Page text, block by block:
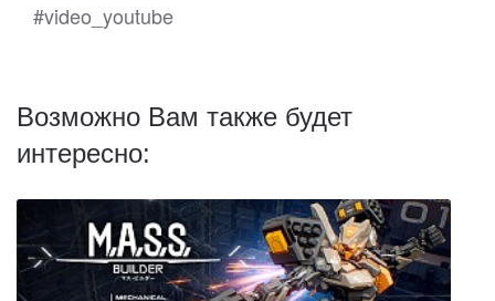
#video_youtube
Возможно Вам также будет
интересно: